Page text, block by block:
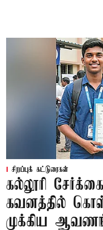
சிறப்புக் கட்டுரைகள்
கல்லூரி
கவனத்தில்
முக்கிய